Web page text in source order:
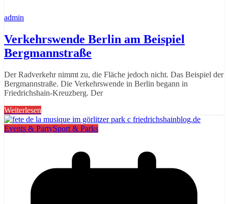
admin
Verkehrswende Berlin am Beispiel
Bergmannstraße
Der Radverkehr nimmt zu, die Fläche jedoch nicht. Das Beispiel der
Bergmannstraße. Die Verkehrswende in Berlin begann in
Friedrichshain-Kreuzberg. Der
Weiterlesen
Events & PartySport & Parks